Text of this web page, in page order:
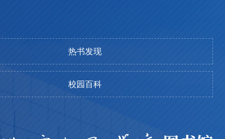
热书发现
校园百科